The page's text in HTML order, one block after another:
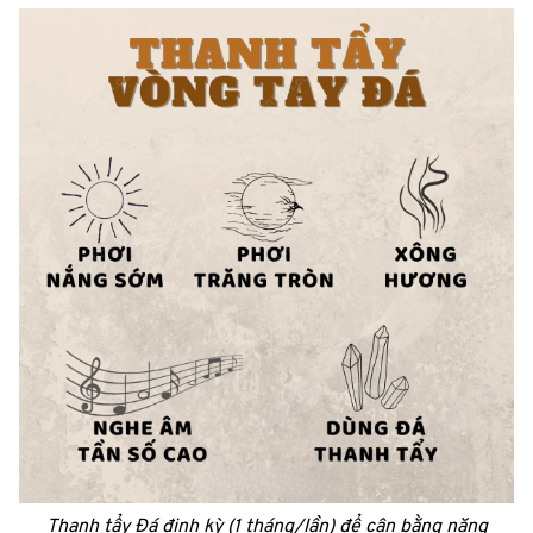
Thanh tẩy Đá định kỳ (1 tháng/lần) để cân bằng năng